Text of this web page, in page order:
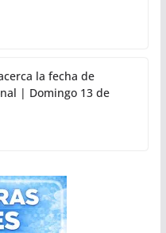
la fecha de
| Domingo 13 de